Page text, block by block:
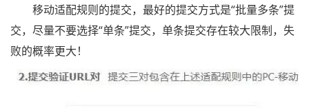
移动适配规则的提交，最好的提交方式是“批量多条”提
交，尽量不要选择“单条”提交，单条提交存在较大限制，失
败的概率更大！